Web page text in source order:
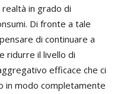
in grado di
Di fronte a tale
di continuare a
ridurre il livello di
efficace che ci
in modo completamente